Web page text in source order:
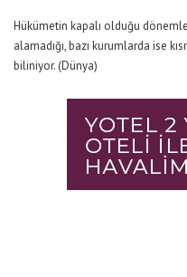
Hükümetin kapalı olduğu
alamadığı, bazı kurumlarda ise
biliniyor. (Dünya)